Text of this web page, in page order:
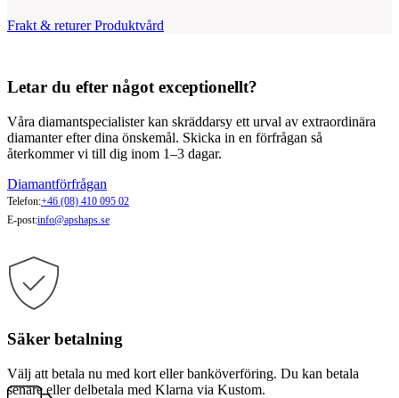
Frakt & returer Produktvård
Letar du efter något exceptionellt?
Våra diamantspecialister kan skräddarsy ett urval av extraordinära
diamanter efter dina önskemål. Skicka in en förfrågan så
återkommer vi till dig inom 1–3 dagar.
Diamantförfrågan
Telefon:+46 (08) 410 095 02
E-post:info@apshaps.se
Säker betalning
Välj att betala nu med kort eller banköverföring. Du kan betala
senare eller delbetala med Klarna via Kustom.